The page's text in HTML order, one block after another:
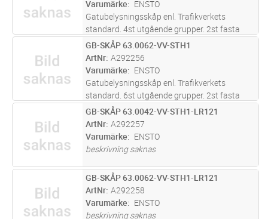
Varumärke
ENSTO
Gatubelysningsskåp enl. Trafikverkets
standard. 4st utgående grupper. 2st fasta
grupper. Varmförzinkad kapsling med inbyggt
fundament, Stockholmslås.
ST Lägg i kundvagn
GB-SKÅP 63.0062-VV-STH1
ArtNr A292256
Varumärke
ENSTO
Gatubelysningsskåp enl. Trafikverkets
standard. 6st utgående grupper. 2st fasta
grupper. Varmförzinkad kapsling med inbyggt
fundament, Stockholmslås.
ST Lägg i kundvagn
GB-SKÅP 63.0042-VV-STH1-LR121
ArtNr A292257
Varumärke
ENSTO
beskrivning saknas
ST Lägg i kundvagn
GB-SKÅP 63.0062-VV-STH1-LR121
ArtNr A292258
Varumärke
ENSTO
beskrivning saknas